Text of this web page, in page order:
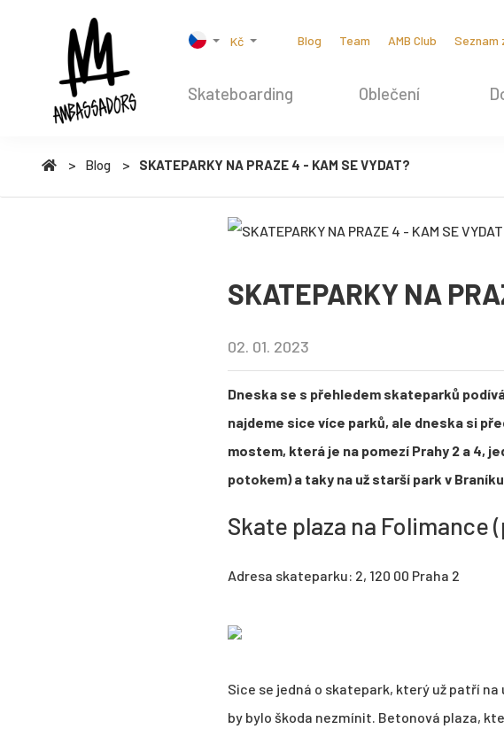
Kč Blog Team AMB Club Seznam
Skateboarding Oblečení
Blog SKATEPARKY NA PRAZE 4 - KAM SE VYDAT?
SKATEPARKY NA
02. 01. 2023
Dneska se s přehledem skateparků
najdeme sice více parků, ale dneska si
mostem, která je na pomezí Prahy 2 a 4,
potokem) a taky na už starší park v
Skate plaza na Folimance
Adresa skateparku: 2, 120 00 Praha 2
Sice se jedná o skatepark, který už patří
by bylo škoda nezmínit. Betonová plaza,